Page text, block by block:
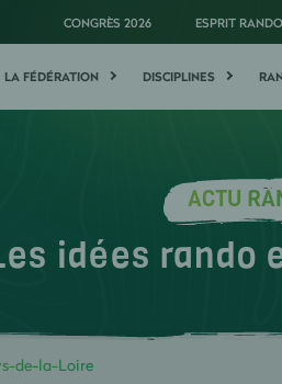
CONGRÈS 2026 ESPRIT RANDO
LA FÉDÉRATION DISCIPLINES
ACTU
idées rando
de-la-Loire